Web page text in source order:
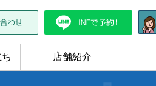
店舗紹介